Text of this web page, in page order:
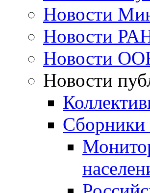
Новости
Новости
Новости
Новости
Сборники